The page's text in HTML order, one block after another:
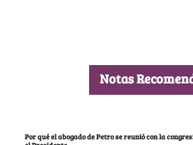
Notas
Por qué el abogado de Petro se reunió con la